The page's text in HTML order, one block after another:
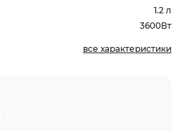
1.2 л
3600Вт
все характеристики